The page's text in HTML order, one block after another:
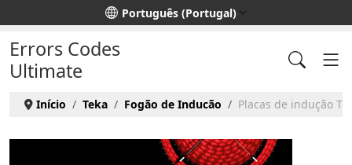
Escolha o seu idioma Português (Portugal)
Errors Codes
Ultimate
Início Teka Fogão de Inducão Placas de indução